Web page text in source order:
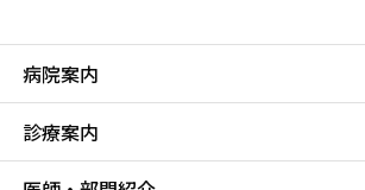
病院案内
診療案内